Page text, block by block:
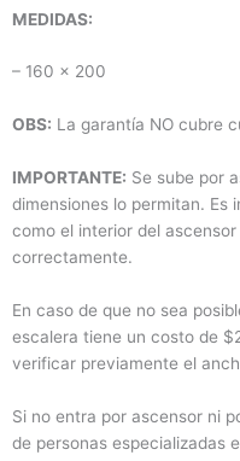
MEDIDAS:
– 160 x 200
OBS: La garantía NO cubre
IMPORTANTE: Se sube por
dimensiones lo permitan. Es
como el interior del
correctamente.
En caso de que no sea
escalera tiene un costo de
verificar previamente el
Si no entra por ascensor ni
de personas especializadas